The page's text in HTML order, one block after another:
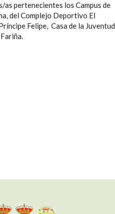
pertenecientes los Campus de
del Complejo Deportivo El
Felipe, Casa de la Juventud